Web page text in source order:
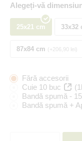
Alegeți-vă
25x21 cm 33x32
87x84 cm +206,90 lei
Fără accesorii
Cuie 10 buc
Bandă spumă -
Bandă spumă +